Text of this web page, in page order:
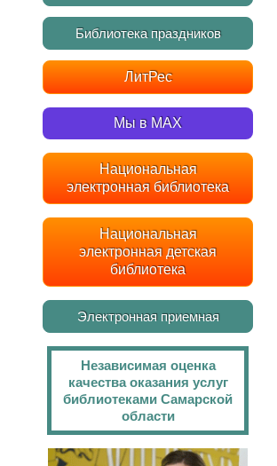
Библиотека праздников
ЛитРес
Мы в MAX
Национальная
электронная библиотека
Национальная
электронная детская
библиотека
Электронная приемная
Независимая оценка
качества оказания услуг
библиотеками Самарской
области